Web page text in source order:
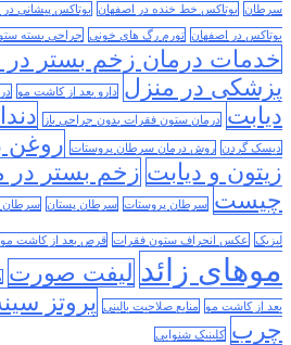
سرطان بوتاکس خط خنده در اصفهان بوتاکس پیشانی
بوتاکس در اصفهان تورم رگ های خونی جراحی بسته
خدمات درمان زخم بستر در
پزشکی در منزل دارو بعد از کاشت مو
دیابت درمان ستون فقرات بدون جراحی باز
دیسک گردن روش درمان سرطان پروستات روغن
زیتون و دیابت زخم بستر در
چیست سرطان پروستات سرطان پستان سرطان
لیزیک عکس انحراف ستون فقرات قرص بعد از کاشت مو
موهای زائد لیفت صورت
بعد از کاشت مو منابع صلاحیت بالینی پروتز
چرب کلینیک شنوایی